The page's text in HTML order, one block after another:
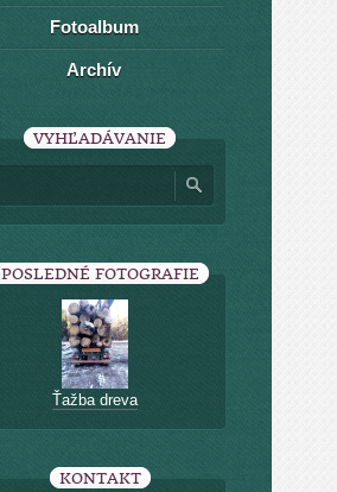
Fotoalbum
Archív
VYHĽADÁVANIE
POSLEDNÉ FOTOGRAFIE
Ťažba dreva
KONTAKT